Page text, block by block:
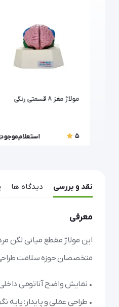
مولاژ مغز 8 قسمتی رنگی
5 استعلام
نقد و بررسی دیدگاه ها
معرفی
متخصصان حوزه سلامت
• نمایش واضح آناتومی
• طراحی عملی و پایدار: پایه